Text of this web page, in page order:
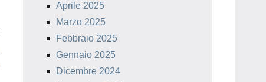
Aprile 2025
Marzo 2025
Febbraio 2025
Gennaio 2025
Dicembre 2024